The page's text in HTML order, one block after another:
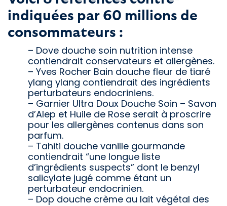
indiquées par 60 millions de
consommateurs :
– Dove douche soin nutrition intense
contiendrait conservateurs et allergènes.
– Yves Rocher Bain douche fleur de tiaré
ylang ylang contiendrait des ingrédients
perturbateurs endocriniens.
– Garnier Ultra Doux Douche Soin – Savon
d’Alep et Huile de Rose serait à proscrire
pour les allergènes contenus dans son
parfum.
– Tahiti douche vanille gourmande
contiendrait “une longue liste
d’ingrédients suspects” dont le benzyl
salicylate jugé comme étant un
perturbateur endocrinien.
– Dop douche crème au lait végétal des